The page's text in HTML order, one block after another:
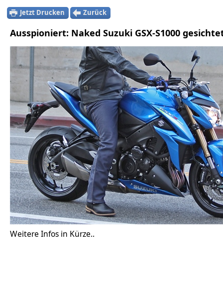
Jetzt Drucken Zurück
Ausspioniert: Naked Suzuki GSX-S1000
Weitere Infos in Kürze..